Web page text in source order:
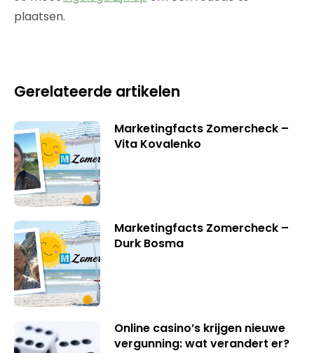
plaatsen.
Gerelateerde artikelen
Marketingfacts Zomercheck –
Vita Kovalenko
Marketingfacts Zomercheck –
Durk Bosma
Online casino’s krijgen nieuwe
vergunning: wat verandert er?